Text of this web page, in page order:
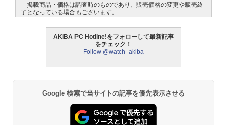
掲載商品・価格は調査時のものであり、販売価格の変更や販売終
了となっている場合もございます。
AKIBA PC Hotline!をフォローして最新記事
をチェック！
Follow @watch_akiba
Google 検索で当サイトの記事を優先表示させる